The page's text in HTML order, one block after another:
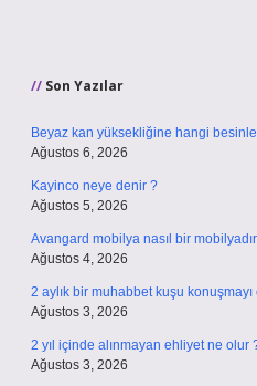
Son Yazılar
Beyaz kan yüksekliğine hangi
Ağustos 6, 2026
Kayinco neye denir ?
Ağustos 5, 2026
Avangard mobilya nasıl bir
Ağustos 4, 2026
2 aylık bir muhabbet kuşu
Ağustos 3, 2026
2 yıl içinde alınmayan ehliyet ne olur
Ağustos 3, 2026